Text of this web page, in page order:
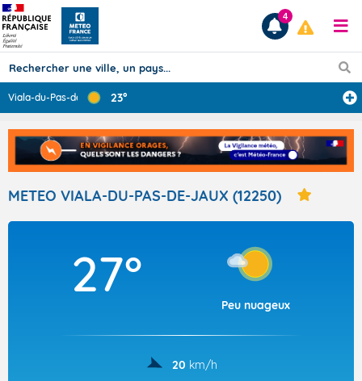
Prévisions
TOUS LES RÉSULTATS
Articles
4
Viala-du-Pas-de ... 23°
METEO VIALA-DU-PAS-DE-JAUX (12250)
27°
Peu nuageux
20 km/h